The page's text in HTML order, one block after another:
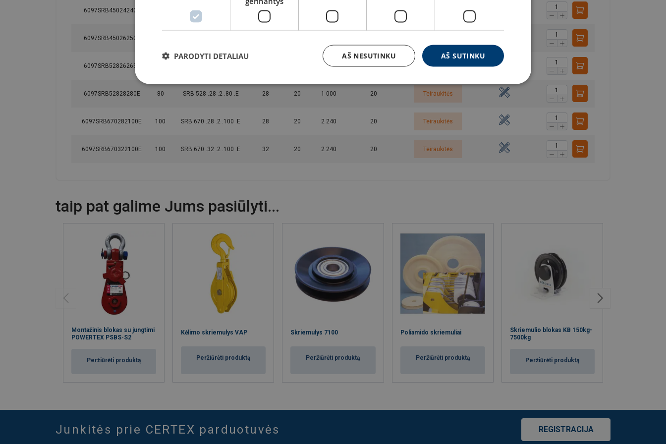
6097SRB45024240E SRB 450 .24 .2 .40 .E 24 550
6097SRB45026250E
6097SRB52826263E 980 20 Teiraukitės
6097SRB52828280E 80 SRB 528 .28 .2 .80 .E 28 20 1 000 20 Teiraukitės
6097SRB670282100E 100 SRB 670 .28 .2 .100 .E 28 20 2 240 20 Teiraukitės
6097SRB670322100E 100 SRB 670 .32 .2 .100 .E 32 20 2 240 20 Teiraukitės
taip pat galime Jums pasiūlyti...
Montažinis blokas su jungtimi
POWERTEX PSBS-S2
Peržiūrėti produktą
Kėlimo skriemulys VAP
Peržiūrėti produktą
Skriemulys 7100
Peržiūrėti produktą
Poliamido skriemuliai
Peržiūrėti produktą
Skriemulio blokas KB 150kg-
7500kg
Peržiūrėti produktą
Junkitės prie CERTEX parduotuvės REGISTRACIJA
AŠ SUTINKU
AŠ NESUTINKU
PARODYTI DETALIAU